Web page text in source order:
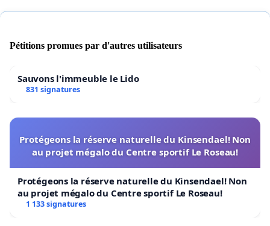
Pétitions promues par d'autres utilisateurs
Sauvons l'immeuble le Lido
831 signatures
Protégeons la réserve naturelle du Kinsendael! Non
au projet mégalo du Centre sportif Le Roseau!
Protégeons la réserve naturelle du Kinsendael! Non
au projet mégalo du Centre sportif Le Roseau!
1 133 signatures